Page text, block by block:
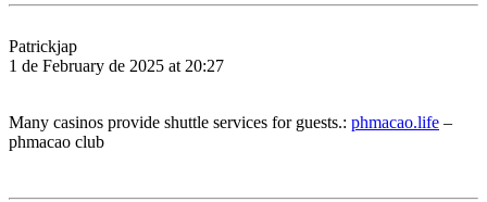
Patrickjap
1 de February de 2025 at 20:27
Many casinos provide shuttle services for guests.: phmacao.life –
phmacao club